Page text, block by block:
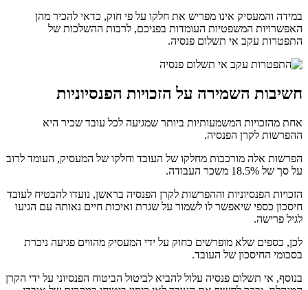
במידה והמעסיק אינו מפריש את חלקו על פי חוק, כדאי להכיר מהן
האפשרויות המשפטיות העומדות בפניכם, לרבות ההשלכות של
התפטרות עקב אי תשלום פנסיה.
חשיבות השמירה על הזכויות הפנסיוניות
אחת מהזכויות המשמעותיות ביותר שמגיעה לכל עובד שכיר היא
ההפרשות לקרן הפנסיה.
הפרשות אלה מורכבות מחלקו של העובד וחלקו של המעסיק, העומד לרוב
על סך של 18.5% משכר העבודה.
הזכויות הפנסיוניות וההפרשות לקרן הפנסיה בראשן, נועדו להבטיח לעובד
חיסכון כספי שיאפשר לו לשמור על שגרת ואיכות חיים נאותה עם הגיעו
לגיל פרישה.
לכן, כספים שלא מופרשים כחוק על ידי המעסיק מהווים פגיעה ניכרת
בסכומי החיסכון של העובד.
בנוסף, אי תשלום פנסיה עלול להביא לביטול הביטוח הפנסיוני על ידי הקרן